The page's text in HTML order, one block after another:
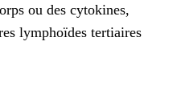
ou des cytokines,
lymphoïdes tertiaires